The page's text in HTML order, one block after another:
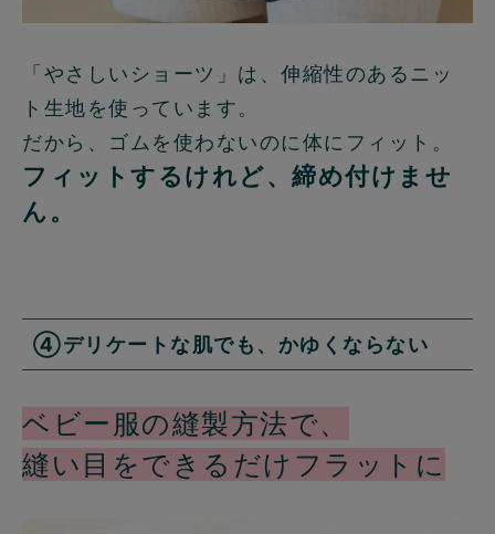
「やさしいショーツ」は、伸縮性のあるニッ
ト生地を使っています。
だから、ゴムを使わないのに体にフィット。
フィットするけれど、締め付けませ
ん。
④デリケートな肌でも、かゆくならない
ベビー服の縫製方法で、
縫い目をできるだけフラットに